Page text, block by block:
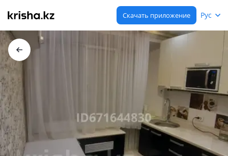
Скачать приложение Рус